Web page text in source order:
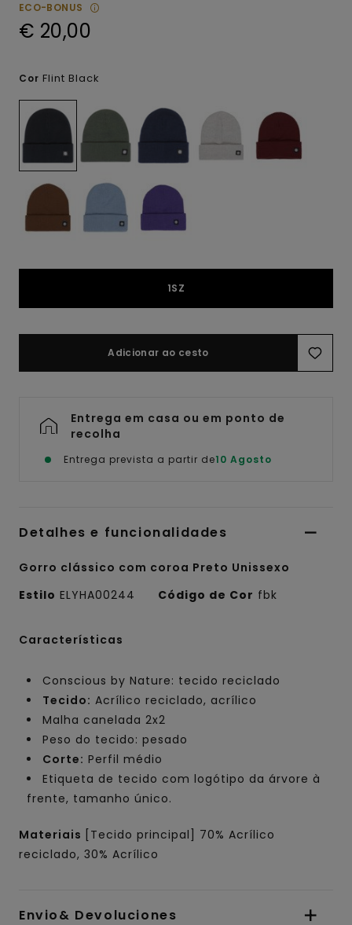
ECO-BONUS
€ 20,00
Cor Flint Black
1SZ
Adicionar ao cesto
Entrega em casa ou em ponto de
recolha
Entrega prevista a partir de10 Agosto
Detalhes e funcionalidades
Gorro clássico com coroa Preto Unissexo
Estilo ELYHA00244 Código de Cor fbk
Características
Conscious by Nature: tecido reciclado
Tecido: Acrílico reciclado, acrílico
Malha canelada 2x2
Peso do tecido: pesado
Corte: Perfil médio
Etiqueta de tecido com logótipo da árvore à
frente, tamanho único.
Materiais [Tecido principal] 70% Acrílico
reciclado, 30% Acrílico
Envio& Devoluciones